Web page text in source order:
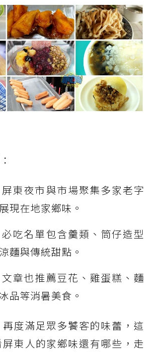
屏東夜市與市場聚集多家老字
現在地家鄉味。
必吃名單包含羹類、筒仔造型
麵與傳統甜點。
文章也推薦豆花、雞蛋糕、麵
品等消暑美食。
度滿足眾多饕客的味蕾，這
東人的家鄉味還有哪些，走